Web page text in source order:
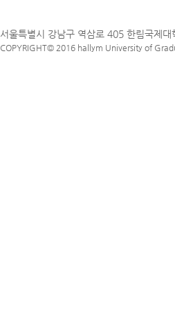
서울특별시 강남구 역삼로 405 한림국제
COPYRIGHT© 2016 hallym University of